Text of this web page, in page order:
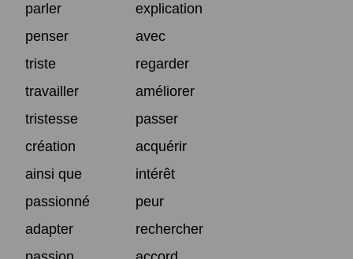
parler
explication
penser
avec
triste
regarder
travailler
améliorer
tristesse
passer
création
acquérir
ainsi que
intérêt
passionné
peur
adapter
rechercher